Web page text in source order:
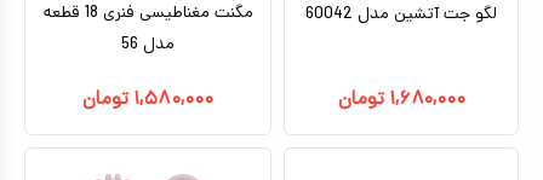
لگو جت آتشین مدل 60042
۱,۶۸۰,۰۰۰ تومان
مگنت مغناطیسی فنری 18 قطعه
مدل 56
۱,۵۸۰,۰۰۰ تومان